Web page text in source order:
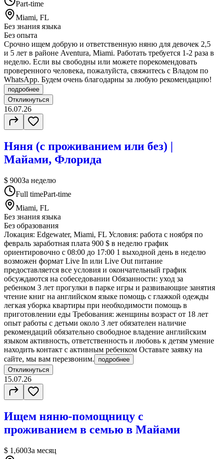
Part-time
Miami, FL
Без знания языка
Без опыта
Срочно ищем добрую и ответственную няню для девочек 2,5
и 5 лет в районе Aventura, Miami. Работать требуется 1-2 раза в
неделю. Если вы свободны или можете порекомендовать
проверенного человека, пожалуйста, свяжитесь с Владом по
WhatsApp. Будем очень благодарны за любую рекомендацию!
подробнее
Откликнуться
16.07.26
Няня (с проживанием или без) |
Майами, Флорида
$ 900За неделю
Full timePart-time
Miami, FL
Без знания языка
Без образования
Локация: Edgewater, Miami, FL Условия: работа с ноября по
февраль заработная плата 900 $ в неделю график
ориентировочно с 08:00 до 17:00 1 выходной день в неделю
возможен формат Live In или Live Out питание
предоставляется все условия и окончательный график
обсуждаются на собеседовании Обязанности: уход за
ребенком 3 лет прогулки в парке игры и развивающие занятия
чтение книг на английском языке помощь с глажкой одежды
легкая уборка квартиры при необходимости помощь в
приготовлении еды Требования: женщины возраст от 18 лет
опыт работы с детьми около 3 лет обязателен наличие
рекомендаций обязательно свободное владение английским
языком активность, ответственность и любовь к детям умение
находить контакт с активным ребенком Оставьте заявку на
сайте, мы вам перезвоним.
подробнее
Откликнуться
15.07.26
Ищем няню-помощницу с
проживанием в семью в Майами
$ 1,600За месяц